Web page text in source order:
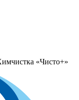
«Чисто+»